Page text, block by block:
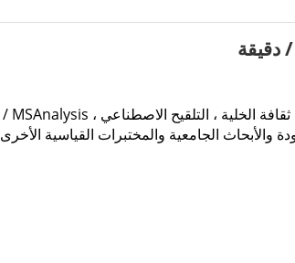
الجامعية والمختبرات القياسية